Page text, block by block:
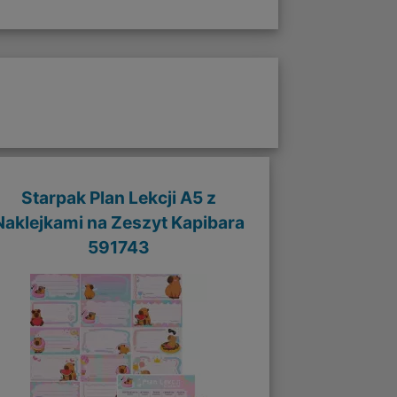
Starpak Plan Lekcji A5 z
na Zeszyt Kapibara
591743